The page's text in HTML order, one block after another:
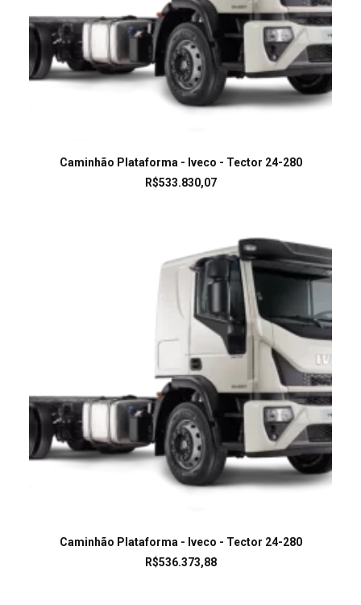
LEIA MAIS
Caminhão Plataforma - Iveco - Tector 24-280
R$533.830,07
LEIA MAIS
Caminhão Plataforma - Iveco - Tector 24-280
R$536.373,88